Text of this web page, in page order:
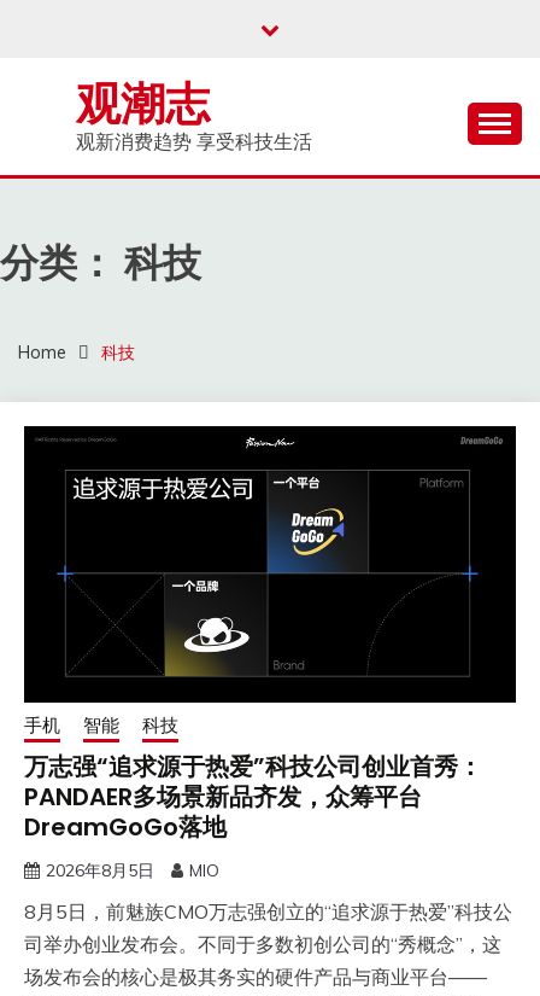
观潮志
观新消费趋势 享受科技生活
分类： 科技
Home 科技
手机 智能 科技
万志强“追求源于热爱”科技公司创业首秀：
PANDAER多场景新品齐发，众筹平台
DreamGoGo落地
2026年8月5日 MIO
8月5日，前魅族CMO万志强创立的“追求源于热爱”科技公
司举办创业发布会。不同于多数初创公司的“秀概念”，这
场发布会的核心是极其务实的硬件产品与商业平台——